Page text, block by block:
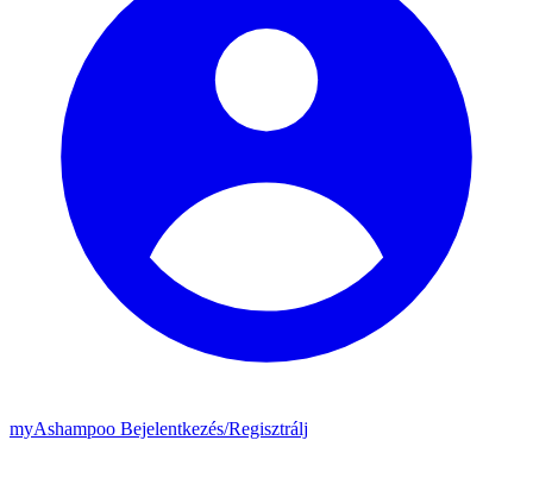
myAshampoo Bejelentkezés/Regisztrálj